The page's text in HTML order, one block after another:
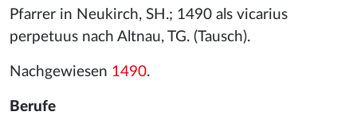
Pfarrer in Neukirch, SH.; 1490 als vicarius
perpetuus nach Altnau, TG. (Tausch).
Nachgewiesen 1490.
Berufe